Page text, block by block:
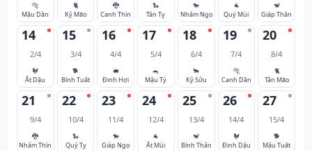
🐅
Mậu Dần
🐈
Kỷ Mão
🐉
Canh Thìn
🐍
Tân Tỵ
🐎
Nhâm Ngọ
🐐
Quý Mùi
🐒
Giáp Thân
14
2/4
🐓
Ất Dậu
15
3/4
🐕
Bính Tuất
16
4/4
🐖
Đinh Hợi
17
5/4
🐀
Mậu Tý
18
6/4
🐂
Kỷ Sửu
19
7/4
🐅
Canh Dần
20
8/4
🐈
Tân Mão
21
9/4
🐉
Nhâm Thìn
22
10/4
🐍
Quý Tỵ
23
11/4
🐎
Giáp Ngọ
24
12/4
🐐
Ất Mùi
25
13/4
🐒
Bính Thân
26
14/4
🐓
Đinh Dậu
27
15/4
🐕
Mậu Tuất